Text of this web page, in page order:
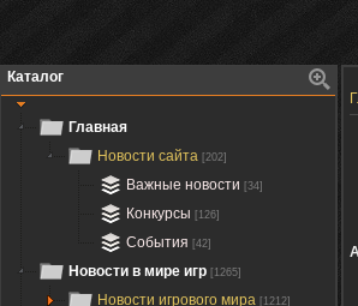
Каталог
Главная
Новости сайта [202]
Важные новости [34]
Конкурсы [126]
События [42]
Новости в мире игр [1265]
Новости игрового мира [1212]